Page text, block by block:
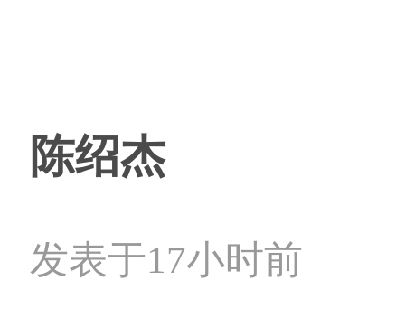
陈绍杰
发表于17小时前